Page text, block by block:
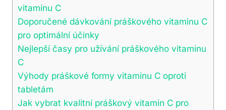
vitaminu C
Doporučené‍ dávkování​ práškového ⁢vitaminu C⁢
pro optimální účinky
Nejlepší časy pro užívání ‌práškového ⁣vitaminu
C
Výhody ​práškové formy ​vitaminu ‍C oproti
tabletám
Jak vybrat kvalitní práškový ‍vitamin C pro⁢